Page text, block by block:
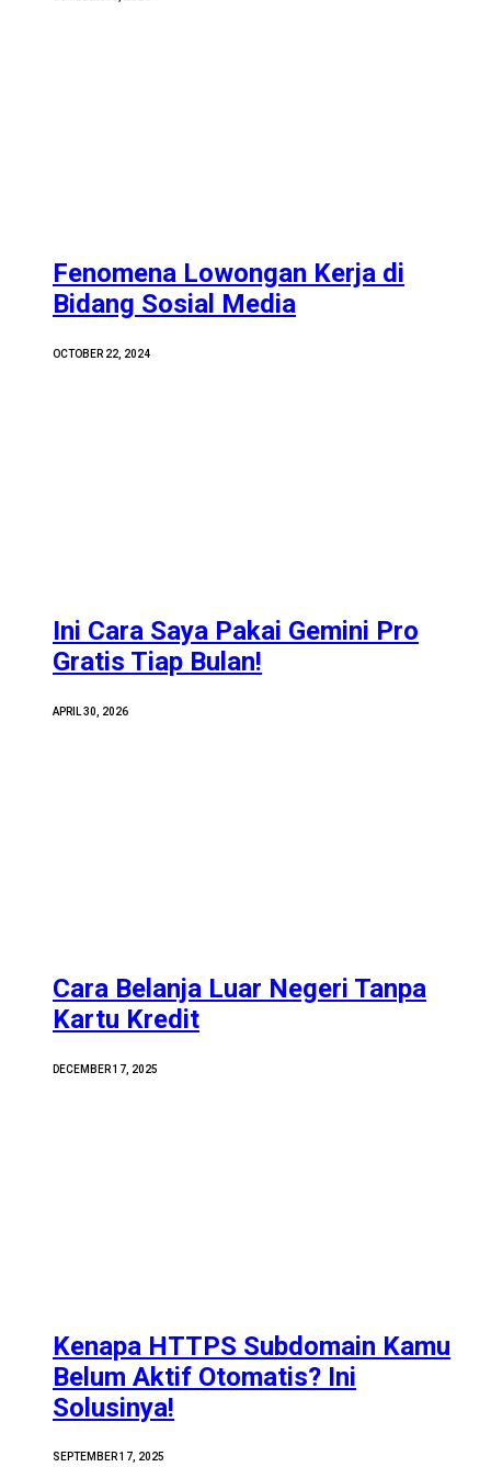
Fenomena Lowongan Kerja di
Bidang Sosial Media
OCTOBER 22, 2024
Ini Cara Saya Pakai Gemini Pro
Gratis Tiap Bulan!
APRIL 30, 2026
Cara Belanja Luar Negeri Tanpa
Kartu Kredit
DECEMBER 17, 2025
Kenapa HTTPS Subdomain Kamu
Belum Aktif Otomatis? Ini
Solusinya!
SEPTEMBER 17, 2025